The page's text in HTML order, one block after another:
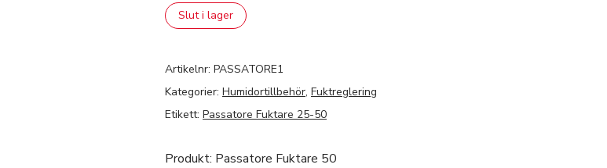
Slut i lager
Artikelnr: PASSATORE1
Kategorier: Humidortillbehör, Fuktreglering
Etikett: Passatore Fuktare 25-50
Produkt: Passatore Fuktare 50